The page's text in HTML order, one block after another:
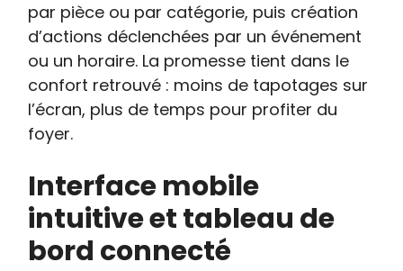
par pièce ou par catégorie, puis création
d’actions déclenchées par un événement
ou un horaire. La promesse tient dans le
confort retrouvé : moins de tapotages sur
l’écran, plus de temps pour profiter du
foyer.
Interface mobile
intuitive et tableau de
bord connecté